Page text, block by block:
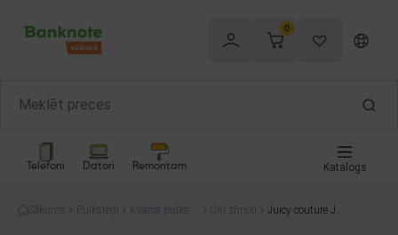
0
Telefoni Datori Remontam Katalogs
Sākums Pulksteņi
Kvarca pulkste
Citi zīmoli
Juicy couture JC/